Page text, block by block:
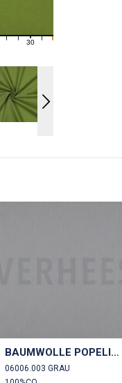
28 29 31
BAUMWOLLE POPELINE
06006.003 GRAU